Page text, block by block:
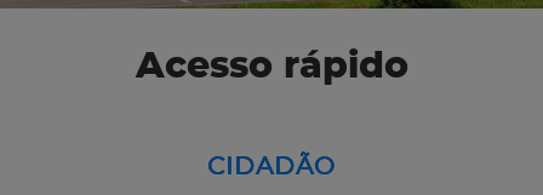
Acesso rápido
CIDADÃO